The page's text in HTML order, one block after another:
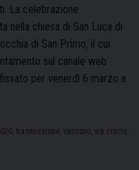
La celebrazione
nella chiesa di San Luca di
di San Primo, il cui
sul canale web
per venerdì 6 marzo a
trasmissione vescovo via crucis